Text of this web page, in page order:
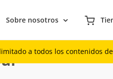
Sobre nosotros
a todos los contenidos